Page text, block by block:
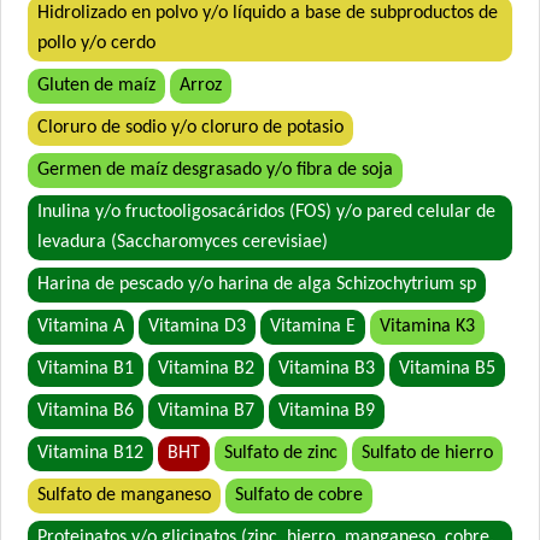
Estampa Plus Perro Cachorro
Eukanuba Premium Performance Puppy Pro
Eukanuba Puppy Large Breed
Eukanuba Puppy Medium Breed
Eukanuba Puppy Medium Lamb (Cordero)
Exact Perros Cachorros
Excellent Puppy Crecimiento
Fawna Cachorro Mordida Mediana y Grande
Ganacan Perro Cachorro Leche y Carne
Gandum Perro Cachorro
HOP! Perro Cachorro Mediano y Grande
Handler Perro Cachorro
Jager Perro Cachorro
Jaspe Premium Perro Cachorro
Ken-L Perro Cachorro de Raza Mediana y Grande
Hidrolizado en polvo y/o líquido a base de subproductos de
pollo y/o cerdo
Gluten de maíz Arroz
Cloruro de sodio y/o cloruro de potasio
Germen de maíz desgrasado y/o fibra de soja
Inulina y/o fructooligosacáridos (FOS) y/o pared celular de
levadura (Saccharomyces cerevisiae)
Harina de pescado y/o harina de alga Schizochytrium sp
Vitamina A Vitamina D3 Vitamina E Vitamina K3
Vitamina B1 Vitamina B2 Vitamina B3 Vitamina B5
Vitamina B6 Vitamina B7 Vitamina B9
Vitamina B12 BHT Sulfato de zinc Sulfato de hierro
Sulfato de manganeso Sulfato de cobre